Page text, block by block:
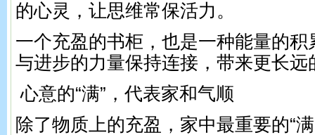
的心灵，让思维常保活力。
一个充盈的书柜，也是一种能量的
与进步的力量保持连接，带来更长远
心意的“满”，代表家和气顺
除了物质上的充盈，家中最重要的“